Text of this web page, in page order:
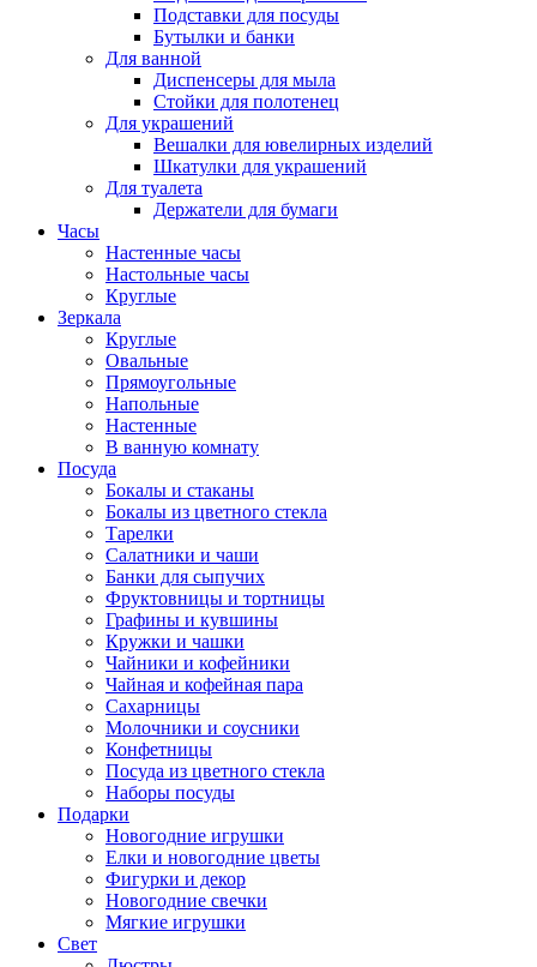
Подставки для посуды
Бутылки и банки
Для ванной
Диспенсеры для мыла
Стойки для полотенец
Для украшений
Вешалки для ювелирных изделий
Шкатулки для украшений
Для туалета
Держатели для бумаги
Часы
Настенные часы
Настольные часы
Круглые
Зеркала
Круглые
Овальные
Прямоугольные
Напольные
Настенные
В ванную комнату
Посуда
Бокалы и стаканы
Бокалы из цветного стекла
Тарелки
Салатники и чаши
Банки для сыпучих
Фруктовницы и тортницы
Графины и кувшины
Кружки и чашки
Чайники и кофейники
Чайная и кофейная пара
Сахарницы
Молочники и соусники
Конфетницы
Посуда из цветного стекла
Наборы посуды
Подарки
Новогодние игрушки
Елки и новогодние цветы
Фигурки и декор
Новогодние свечки
Мягкие игрушки
Свет